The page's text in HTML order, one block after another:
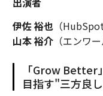
伊佐 裕也（HubSpot
山本 裕介（エンワー
「Grow Better
目指す"三方良